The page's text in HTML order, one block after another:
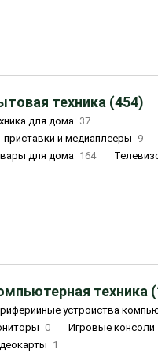
техника (454)
для дома 37
приставки и медиаплееры
9
для дома 164
техника
устройства
0 Игровые консоли
1